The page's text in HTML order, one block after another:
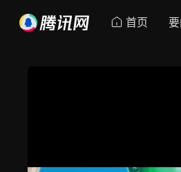
首页 要